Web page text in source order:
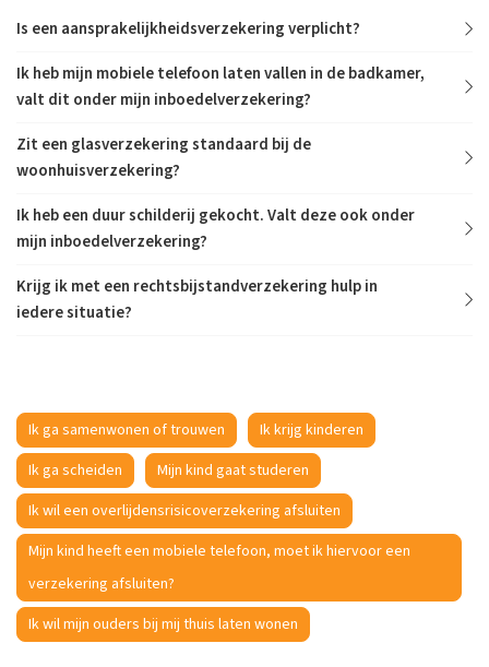
Is een aansprakelijkheidsverzekering verplicht?
Ik heb mijn mobiele telefoon laten vallen in de badkamer,
valt dit onder mijn inboedelverzekering?
Zit een glasverzekering standaard bij de
woonhuisverzekering?
Ik heb een duur schilderij gekocht. Valt deze ook onder
mijn inboedelverzekering?
Krijg ik met een rechtsbijstandverzekering hulp in
iedere situatie?
Ik ga samenwonen of trouwen
Ik krijg kinderen
Ik ga scheiden
Mijn kind gaat studeren
Ik wil een overlijdensrisicoverzekering afsluiten
Mijn kind heeft een mobiele telefoon, moet ik hiervoor een
verzekering afsluiten?
Ik wil mijn ouders bij mij thuis laten wonen